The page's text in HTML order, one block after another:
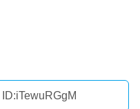
ID:iTewuRGgM